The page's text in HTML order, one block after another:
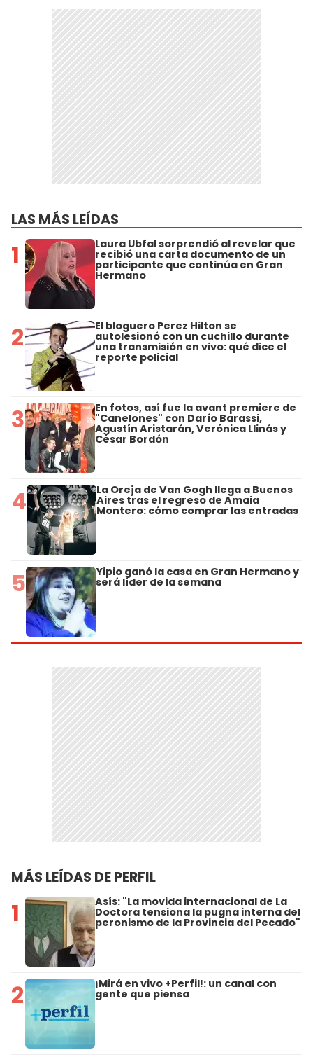
LAS MÁS LEÍDAS
1 Laura Ubfal sorprendió al revelar que
recibió una carta documento de un
participante que continúa en Gran
Hermano
2 El bloguero Perez Hilton se
autolesionó con un cuchillo durante
una transmisión en vivo: qué dice el
reporte policial
3 En fotos, así fue la avant premiere de
"Canelones" con Darío Barassi,
Agustín Aristarán, Verónica Llinás y
César Bordón
4 La Oreja de Van Gogh llega a Buenos
Aires tras el regreso de Amaia
Montero: cómo comprar las entradas
5 Yipio ganó la casa en Gran Hermano y
será líder de la semana
MÁS LEÍDAS DE PERFIL
1 Asís: "La movida internacional de La
Doctora tensiona la pugna interna del
peronismo de la Provincia del Pecado"
2 ¡Mirá en vivo +Perfil!: un canal con
gente que piensa